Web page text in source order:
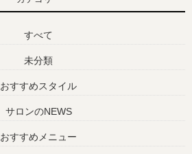
すべて
未分類
おすすめスタイル
サロンのNEWS
おすすめメニュー